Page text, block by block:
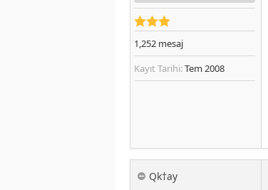
1,252 mesaj
Kayıt Tarihi:Tem 2008
Qk†ay